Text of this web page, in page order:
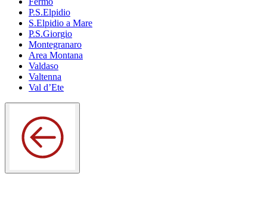
P.S.Elpidio
S.Elpidio a Mare
P.S.Giorgio
Montegranaro
Area Montana
Valdaso
Valtenna
Val d’Ete